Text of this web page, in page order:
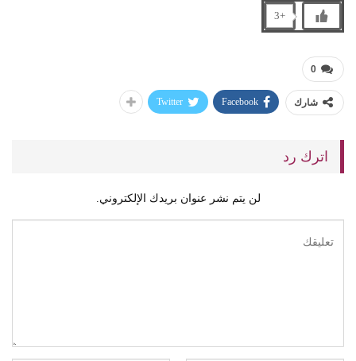
+3
0
شارك Facebook
Twitter
اترك رد
لن يتم نشر عنوان بريدك الإلكتروني.